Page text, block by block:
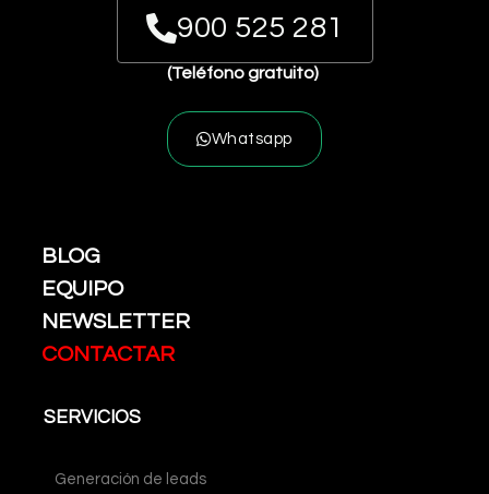
900 525 281
(Teléfono gratuito)
Whatsapp
BLOG
EQUIPO
NEWSLETTER
CONTACTAR
SERVICIOS
Generación de leads